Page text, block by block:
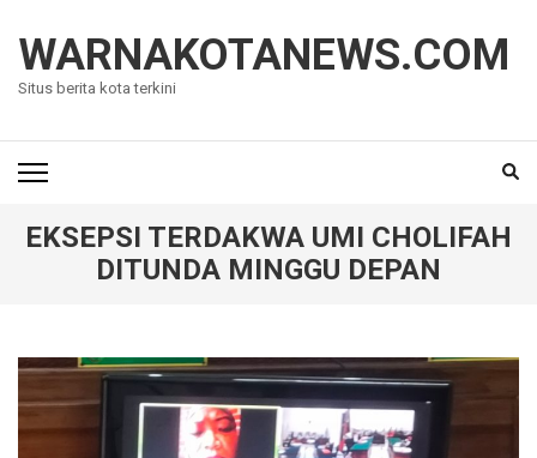
konten
(Tekan
WARNAKOTANEWS.COM
Situs berita kota terkini
EKSEPSI TERDAKWA UMI CHOLIFAH
DITUNDA MINGGU DEPAN